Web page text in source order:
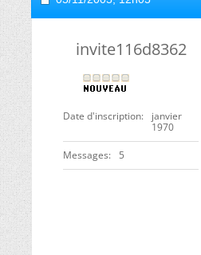
invite116d8362
Date d'inscription
janvier
1970
Messages 5